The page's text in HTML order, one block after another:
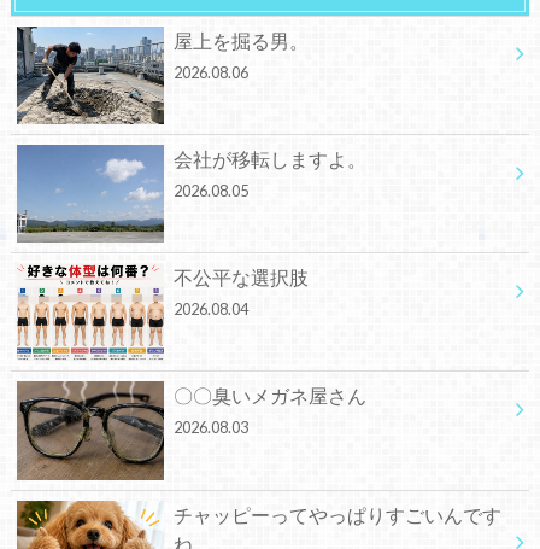
屋上を掘る男。
2026.08.06
会社が移転しますよ。
2026.08.05
不公平な選択肢
2026.08.04
〇〇臭いメガネ屋さん
2026.08.03
チャッピーってやっぱりすごいんです
ね。